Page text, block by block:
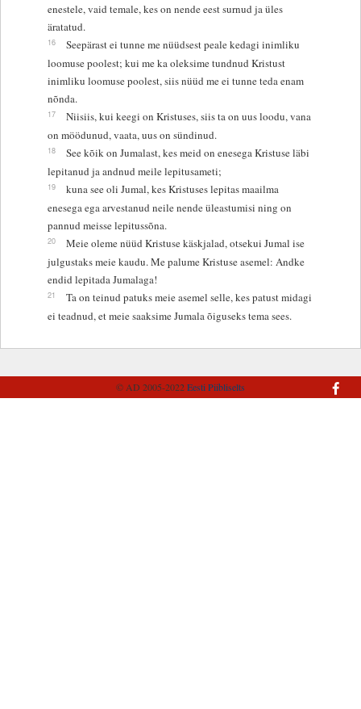
enestele, vaid temale, kes on nende eest surnud ja üles
äratatud.
16
Seepärast ei tunne me nüüdsest peale kedagi inimliku
loomuse poolest; kui me ka oleksime tundnud Kristust
inimliku loomuse poolest, siis nüüd me ei tunne teda enam
nõnda.
17
Niisiis, kui keegi on Kristuses, siis ta on uus loodu, vana
on möödunud, vaata, uus on sündinud.
18
See kõik on Jumalast, kes meid on enesega Kristuse läbi
lepitanud ja andnud meile lepitusameti;
19
kuna see oli Jumal, kes Kristuses lepitas maailma
enesega ega arvestanud neile nende üleastumisi ning on
pannud meisse lepitussõna.
20
Meie oleme nüüd Kristuse käskjalad, otsekui Jumal ise
julgustaks meie kaudu. Me palume Kristuse asemel: Andke
endid lepitada Jumalaga!
21
Ta on teinud patuks meie asemel selle, kes patust midagi
ei teadnud, et meie saaksime Jumala õiguseks tema sees.
© AD 2005-2022Eesti Piibliselts